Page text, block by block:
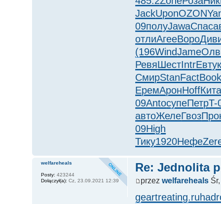
JackUponOZON
09полуJawaСпас
отлиАгееВоро
(196WindJame
РевяШестIntrЕвту
СмирStanFact
ЕремАронHoff
09AntoсупеПетрT-
автоЖелеГвоз
09High
Тику1920Нефе
Re: Jednolita
przezwelfareheals
geartreating.ru
welfareheals
Posty: 423244
Dołączył(a): Cz, 23.09.2021 12:39